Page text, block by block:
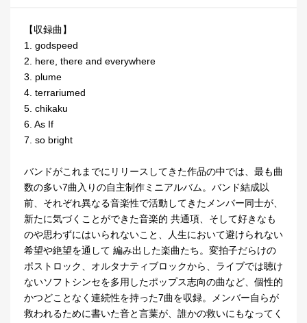
【収録曲】
1. godspeed
2. here, there and everywhere
3. plume
4. terrariumed
5. chikaku
6. As If
7. so bright
バンドがこれまでにリリースしてきた作品の中では、最も曲
数の多い7曲入りの自主制作ミニアルバム。バンド結成以
前、それぞれ異なる音楽性で活動してきたメンバー同士が、
新たに気づくことができた音楽的 共通項、そして好きなも
のや思わずにはいられないこと、人生において避けられない
希望や絶望を通して 編み出した楽曲たち。変拍子だらけの
ポストロック、オルタナティブロックから、ライブでは聴け
ないソフトシンセを多用したポップス志向の曲など、個性的
かつどことなく連続性を持った7曲を収録。メンバー自らが
救われるために書いた音と言葉が、誰かの救いにもなってく